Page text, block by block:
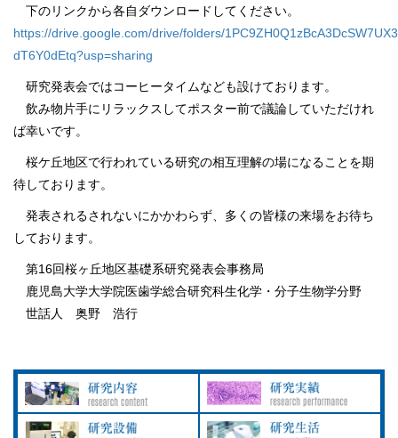
下のリンクから各自ダウンロードしてください。
https://drive.google.com/drive/folders/
dT6Y0dEtq?usp=sharing
研究発表会ではコーヒータイムなども設けております。
飲み物片手にリラックスしてポスター前で議論していただけれ
ば幸いです。
桜ケ丘地区で行われている研究の相互理解の場になることを期
待しております。
発表されるされないにかかわらず、多くの皆様の来場をお待ち
しております。
第16回桜ヶ丘地区基礎系研究発表会事務局
鹿児島大学大学院医歯学総合研究科生化学・分子生物学分野
世話人 奥野 浩行